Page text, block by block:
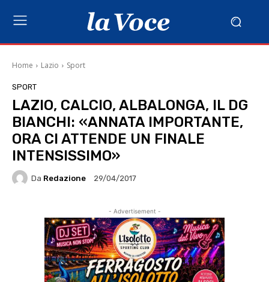
Home Lazio Sport
SPORT
LAZIO, CALCIO, ALBALONGA, IL DG
BIANCHI: «ANNATA IMPORTANTE,
ORA CI ATTENDE UN FINALE
INTENSISSIMO»
Da Redazione 29/04/2017
- Advertisement -